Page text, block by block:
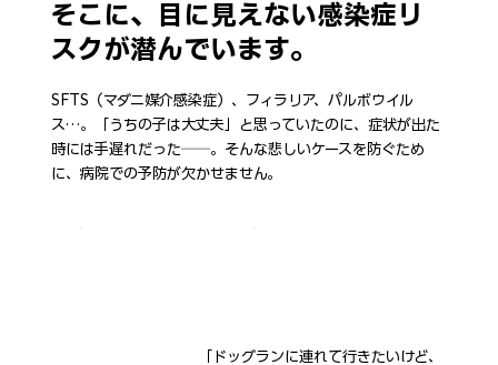
そこに、目に見えない感染症リ
スクが潜んでいます。
SFTS（マダニ媒介感染症）、フィラリア、パルボウイル
ス…。「うちの子は大丈夫」と思っていたのに、症状が出た
時には手遅れだった──。そんな悲しいケースを防ぐため
に、病院での予防が欠かせません。
「ドッグランに連れて行きたいけど、